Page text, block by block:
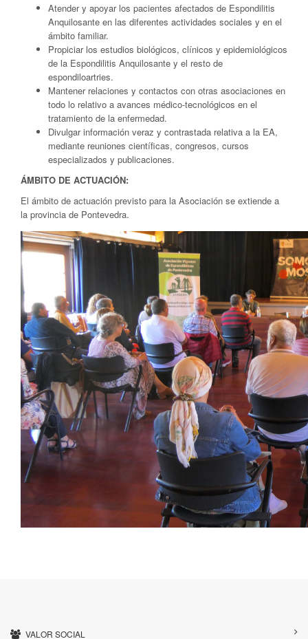
Atender y apoyar los pacientes afectados de Espondilitis
Anquilosante en las diferentes actividades sociales y en el
ámbito familiar.
Propiciar los estudios biológicos, clínicos y epidemiológicos
de la Espondilitis Anquilosante y el resto de
espondiloartries.
Mantener relaciones y contactos con otras asociaciones en
todo lo relativo a avances médico-tecnológicos en el
tratamiento de la enfermedad.
Divulgar información veraz y contrastada relativa a la EA,
mediante reuniones científicas, congresos, cursos
especializados y publicaciones.
ÁMBITO DE ACTUACIÓN:
El ámbito de actuación previsto para la Asociación se extiende a
la provincia de Pontevedra.
VALOR SOCIAL